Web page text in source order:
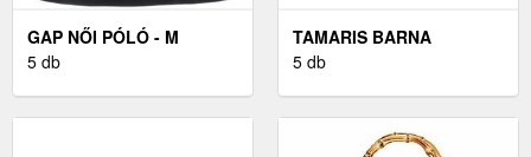
GAP NŐI PÓLÓ - M
5 db
TAMARIS BARNA
MAGASSARKÚ - 40
5 db